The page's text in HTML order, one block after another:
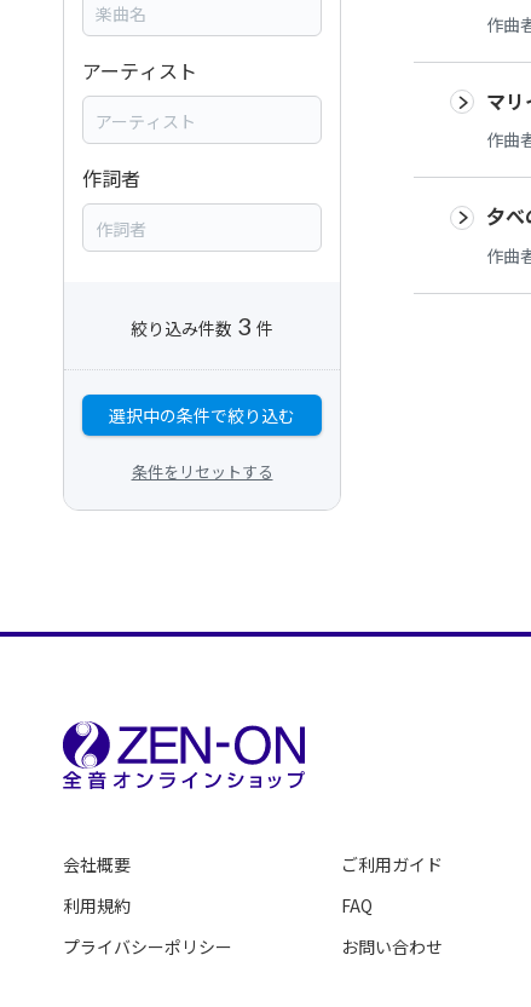
作曲
マリ
作曲
夕べ
作曲
アーティスト
作詞者
絞り込み件数 3 件
選択中の条件で絞り込む
条件をリセットする
会社概要
利用規約
プライバシーポリシー
ご利用ガイド
FAQ
お問い合わせ